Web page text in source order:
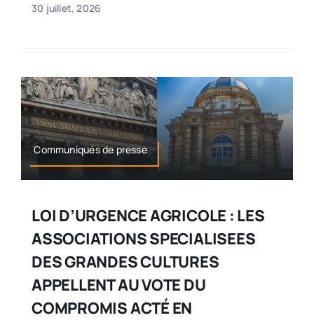
30 juillet, 2026
Communiqués de presse
LOI D’URGENCE AGRICOLE : LES
ASSOCIATIONS SPECIALISEES
DES GRANDES CULTURES
APPELLENT AU VOTE DU
COMPROMIS ACTÉ EN